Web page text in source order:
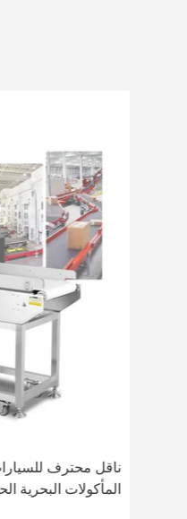
ناقل محترف
المأكولات البحرية